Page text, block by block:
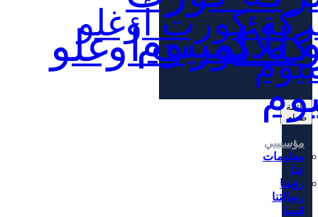
قائمة
طعام
مؤسسي
معلومات
عنا
رؤيتنا
رسالتنا
قيمنا